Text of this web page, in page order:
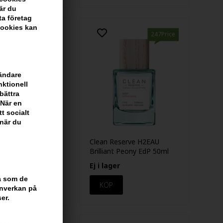
du
företag
kan
en
socialt
du
som de
på
247Price
Clean Reserve H2EAU
Brilliant Peony EdP 50ml
Ej i lager